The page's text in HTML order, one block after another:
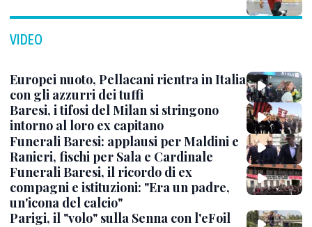
VIDEO
Europei nuoto, Pellacani rientra in Italia
con gli azzurri dei tuffi
Baresi, i tifosi del Milan si stringono
intorno al loro ex capitano
Funerali Baresi: applausi per Maldini e
Ranieri, fischi per Sala e Cardinale
Funerali Baresi, il ricordo di ex
compagni e istituzioni: "Era un padre,
un'icona del calcio"
Parigi, il "volo" sulla Senna con l'eFoil